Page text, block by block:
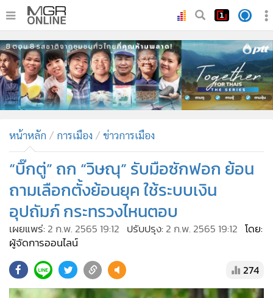
• หน้าหลัก
• ทันเหตุการณ์
• ภาคใต้
• ภูมิภาค
• บันเทิง
ผู้จัดการรายวัน
คอลัมนิสต์
• ละคร
• CbizReview
• Cyber BIZ
• Good health & Well-being
• Green Innovation & SD
หน้าหลัก การเมือง ข่าวการเมือง
“บิ๊กตู่” ถก “วิษณุ” รับมือซักฟอก ย้อน
ถามเลือกตั้งย้อนยุค ใช้ระบบเงิน
อุปถัมภ์ กระทรวงไหนตอบ
เผยแพร่: 2 ก.พ. 2565 19:12 ปรับปรุง: 2 ก.พ. 2565 19:12 โดย:
ผู้จัดการออนไลน์
274